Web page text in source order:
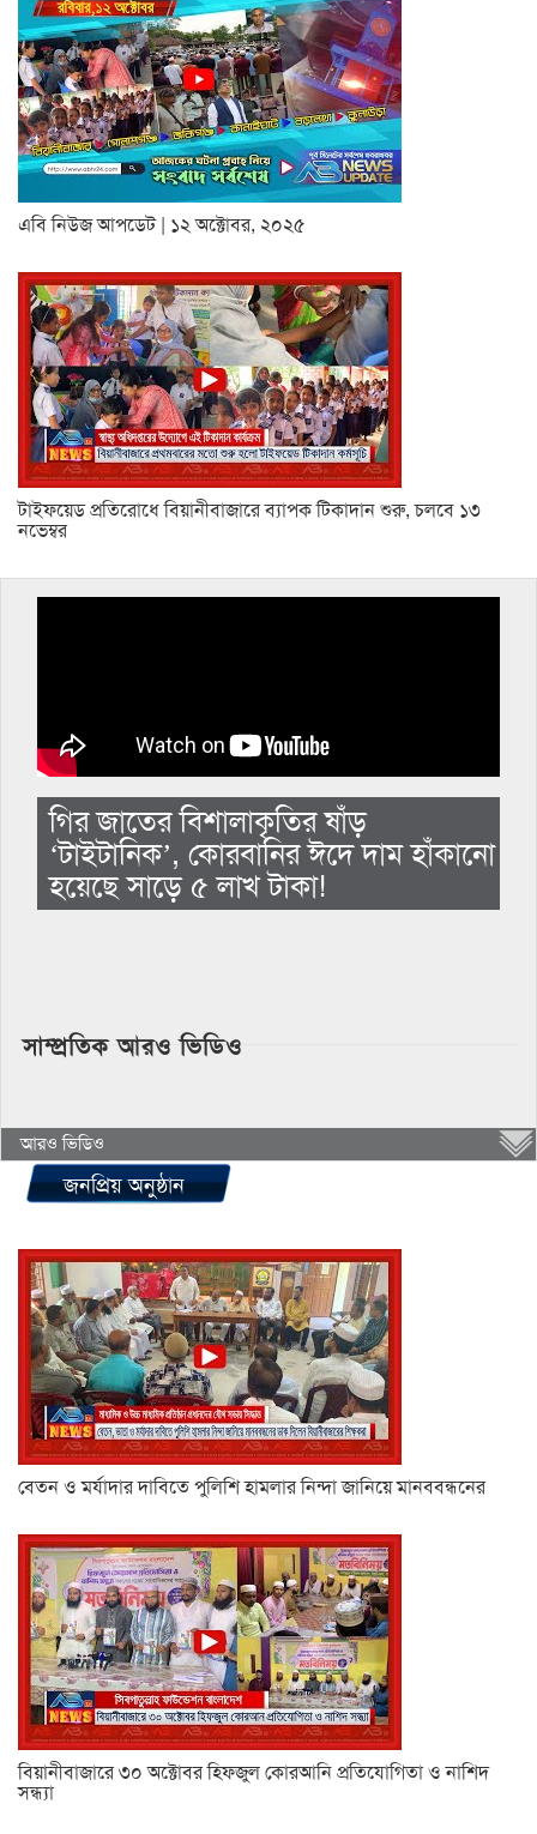
এবি নিউজ আপডেট | ১২ অক্টোবর, ২০২৫
টাইফয়েড প্রতিরোধে বিয়ানীবাজারে ব্যাপক টিকাদান শুরু, চলবে ১৩
নভেম্বর
গির জাতের বিশালাকৃতির ষাঁড়
‘টাইটানিক’, কোরবানির ঈদে দাম হাঁকানো
হয়েছে সাড়ে ৫ লাখ টাকা!
সাম্প্রতিক আরও ভিডিও
আরও ভিডিও
জনপ্রিয় অনুষ্ঠান
বেতন ও মর্যাদার দাবিতে পুলিশি হামলার নিন্দা জানিয়ে মানববন্ধনের
বিয়ানীবাজারে ৩০ অক্টোবর হিফজুল কোরআনি প্রতিযোগিতা ও নাশিদ
সন্ধ্যা